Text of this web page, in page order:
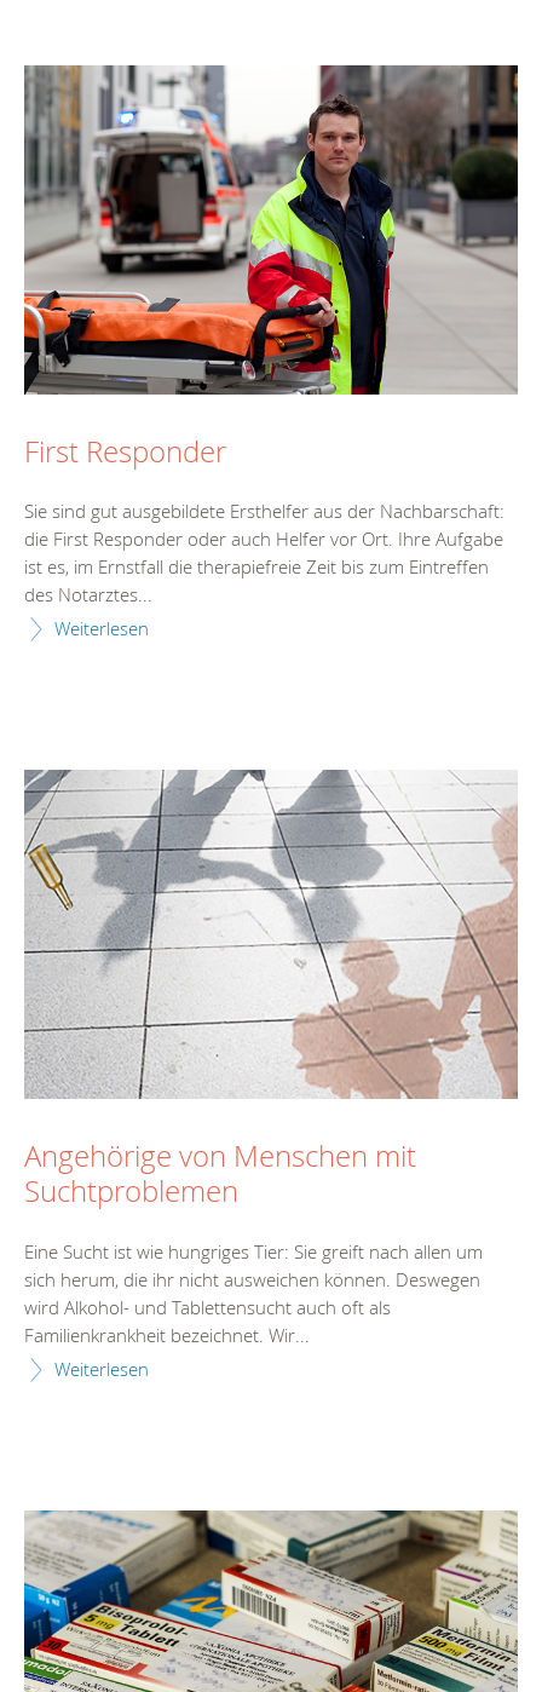
First Responder
Sie sind gut ausgebildete Ersthelfer aus der Nachbarschaft:
die First Responder oder auch Helfer vor Ort. Ihre Aufgabe
ist es, im Ernstfall die therapiefreie Zeit bis zum Eintreffen
des Notarztes...
Weiterlesen
Angehörige von Menschen mit
Suchtproblemen
Eine Sucht ist wie hungriges Tier: Sie greift nach allen um
sich herum, die ihr nicht ausweichen können. Deswegen
wird Alkohol- und Tablettensucht auch oft als
Familienkrankheit bezeichnet. Wir...
Weiterlesen